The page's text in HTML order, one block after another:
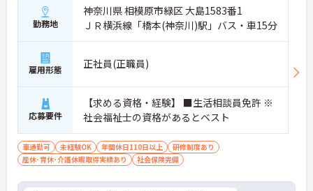
勤務地
神奈川県 相模原市緑区 大島1583番1
ＪＲ横浜線「橋本(神奈川)駅」バス・車15分
雇用形態 正社員(正職員)
応募要件
【求める資格・経験】 ■生活相談員免許 ※
社会福祉士の資格があるとベスト
車通勤可 未経験OK 年間休日110日以上
研修制度あり
産休･育休･介護休暇取得実績あり
社会保険完備